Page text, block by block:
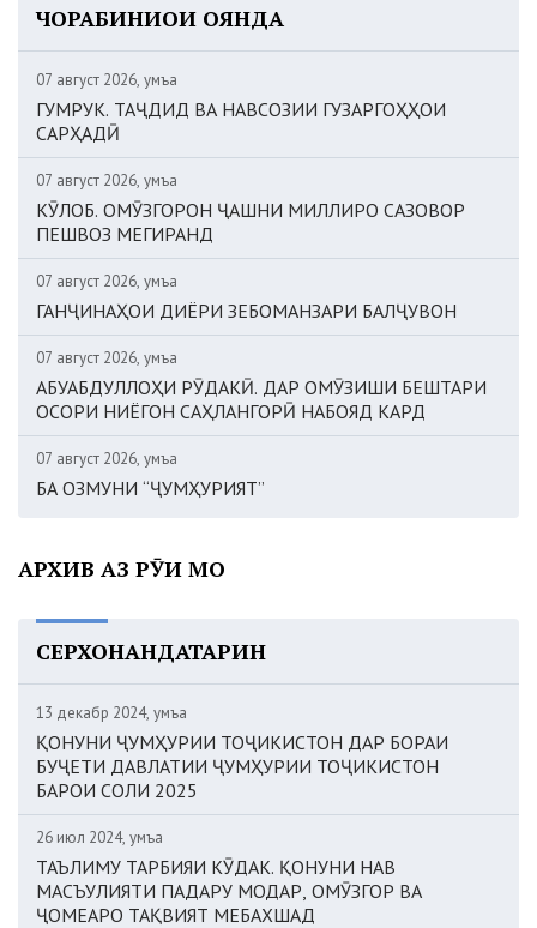
ЧОРАБИНИҲОИ ОЯНДА
07 август 2026, Ҷумъа
ГУМРУК. ТАҶДИД ВА НАВСОЗИИ ГУЗАРГОҲҲОИ
САРҲАДӢ
07 август 2026, Ҷумъа
КӮЛОБ. ОМӮЗГОРОН ҶАШНИ МИЛЛИРО САЗОВОР
ПЕШВОЗ МЕГИРАНД
07 август 2026, Ҷумъа
ГАНҶИНАҲОИ ДИЁРИ ЗЕБОМАНЗАРИ БАЛҶУВОН
07 август 2026, Ҷумъа
АБУАБДУЛЛОҲИ РӮДАКӢ. ДАР ОМӮЗИШИ БЕШТАРИ
ОСОРИ НИЁГОН САҲЛАНГОРӢ НАБОЯД КАРД
07 август 2026, Ҷумъа
БА ОЗМУНИ “ҶУМҲУРИЯТ”
АРХИВ АЗ РӮИ МОҲ
СЕРХОНАНДАТАРИН
13 декабр 2024, Ҷумъа
ҚОНУНИ ҶУМҲУРИИ ТОҶИКИСТОН ДАР БОРАИ
БУҶЕТИ ДАВЛАТИИ ҶУМҲУРИИ ТОҶИКИСТОН
БАРОИ СОЛИ 2025
26 июл 2024, Ҷумъа
ТАЪЛИМУ ТАРБИЯИ КӮДАК. ҚОНУНИ НАВ
МАСЪУЛИЯТИ ПАДАРУ МОДАР, ОМӮЗГОР ВА
ҶОМЕАРО ТАҚВИЯТ МЕБАХШАД